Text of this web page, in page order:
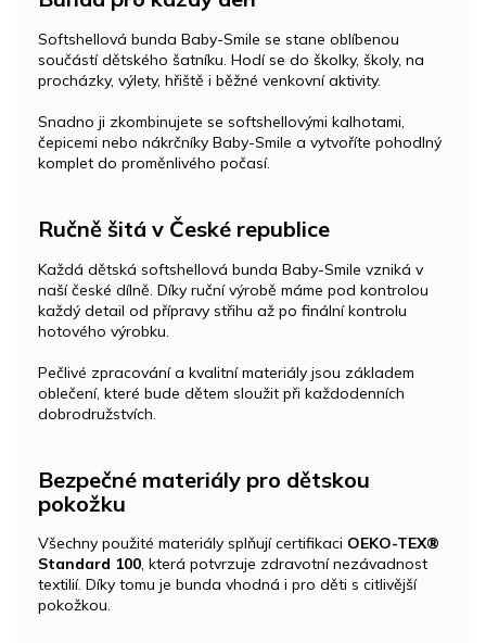
Softshellová bunda Baby-Smile se stane oblíbenou
součástí dětského šatníku. Hodí se do školky, školy, na
procházky, výlety, hřiště i běžné venkovní aktivity.
Snadno ji zkombinujete se softshellovými kalhotami,
čepicemi nebo nákrčníky Baby-Smile a vytvoříte pohodlný
komplet do proměnlivého počasí.
Ručně šitá v České republice
Každá dětská softshellová bunda Baby-Smile vzniká v
naší české dílně. Díky ruční výrobě máme pod kontrolou
každý detail od přípravy střihu až po finální kontrolu
hotového výrobku.
Pečlivé zpracování a kvalitní materiály jsou základem
oblečení, které bude dětem sloužit při každodenních
dobrodružstvích.
Bezpečné materiály pro dětskou
pokožku
Všechny použité materiály splňují certifikaci OEKO-TEX®
Standard 100, která potvrzuje zdravotní nezávadnost
textilií. Díky tomu je bunda vhodná i pro děti s citlivější
pokožkou.